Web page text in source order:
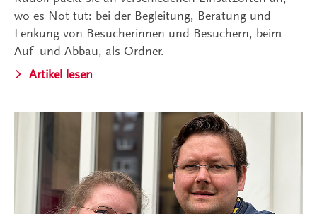
wo es Not tut: bei der Begleitung, Beratung und
Lenkung von Besucherinnen und Besuchern, beim
Auf- und Abbau, als Ordner.
Artikel lesen